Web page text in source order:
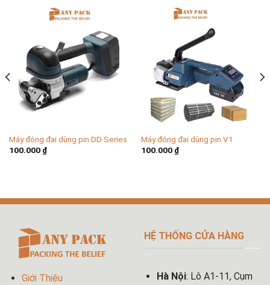
Máy đóng đai dùng pin DD Series
100.000 ₫
Máy đóng đai dùng pin V1
100.000 ₫
Giới Thiệu
HỆ THỐNG CỬA HÀNG
Hà Nội: Lô A1-11, Cụm